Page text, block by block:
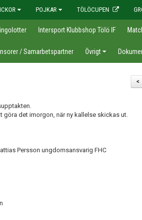
POJKAR TÖLÖCUPEN
Intersport Klubbshop Tölö IF
/ Samarbetspartner Övrigt
<
göra det imorgon, när ny kallelse skickas ut.
Persson ungdomsansvarig FHC